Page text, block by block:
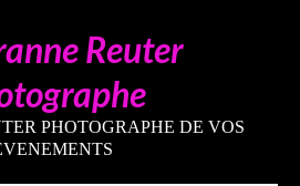
PHOTOGRAPHE DE VOS